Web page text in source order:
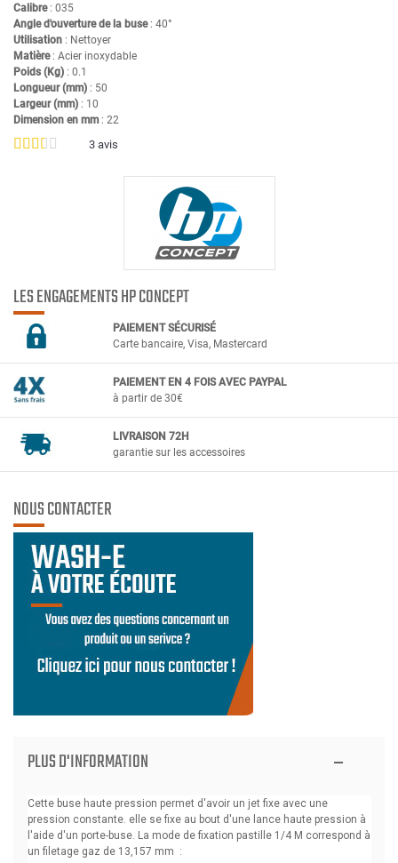
Calibre: 035
Angle d'ouverture de la buse: 40°
Utilisation : Nettoyer
Matière: Acier inoxydable
Poids (Kg) : 0.1
Longueur (mm) : 50
Largeur (mm) : 10
Dimension en mm: 22
3 avis
LES ENGAGEMENTS HP CONCEPT
PAIEMENT SÉCURISÉ
Carte bancaire, Visa, Mastercard
PAIEMENT EN 4 FOIS AVEC PAYPAL
à partir de 30€
LIVRAISON 72H
garantie sur les accessoires
NOUS CONTACTER
PLUS D'INFORMATION